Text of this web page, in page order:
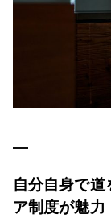
自分自身で道
ア制度が魅力